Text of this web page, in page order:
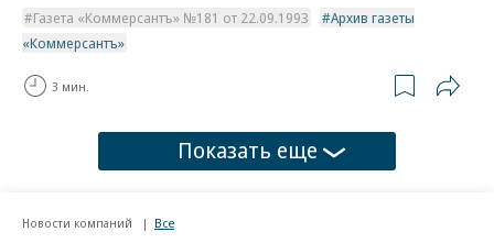
Газета «Коммерсантъ» №181 от 22.09.1993
Архив газеты
«Коммерсантъ»
3 мин.
Показать еще
Новости компаний Все